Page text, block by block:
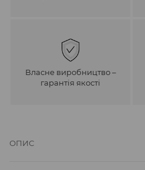
Власне виробництво –
гарантія якості
ОПИС